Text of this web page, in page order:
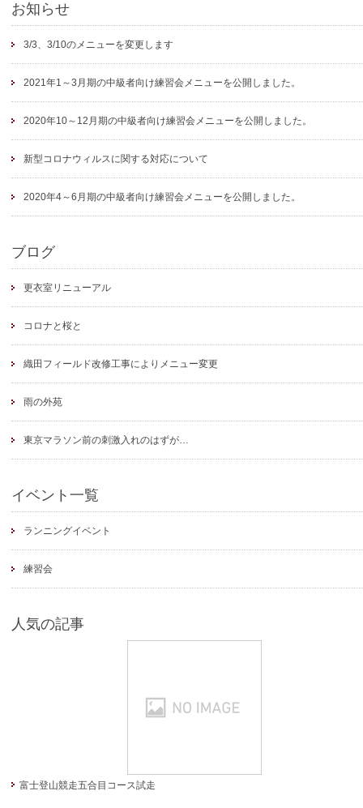
お知らせ
3/3、3/10のメニューを変更します
2021年1～3月期の中級者向け練習会メニューを公開しました。
2020年10～12月期の中級者向け練習会メニューを公開しました。
新型コロナウィルスに関する対応について
2020年4～6月期の中級者向け練習会メニューを公開しました。
ブログ
更衣室リニューアル
コロナと桜と
織田フィールド改修工事によりメニュー変更
雨の外苑
東京マラソン前の刺激入れのはずが…
イベント一覧
ランニングイベント
練習会
人気の記事
富士登山競走五合目コース試走